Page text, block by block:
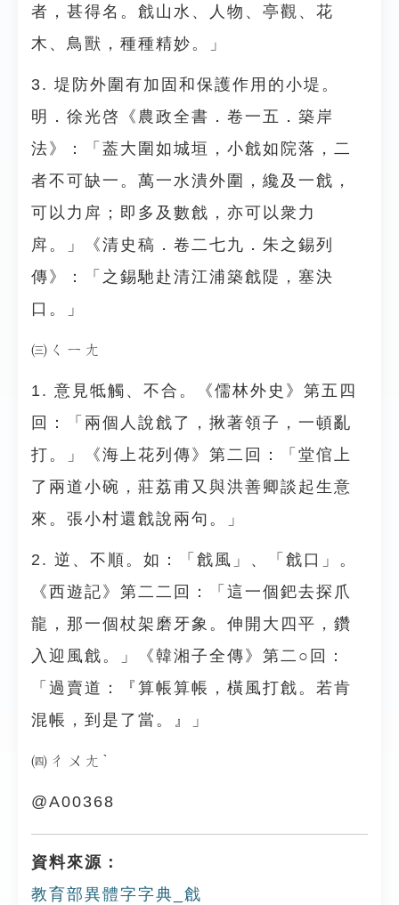
者，甚得名。戧山水、人物、亭觀、花
木、鳥獸，種種精妙。」
3. 堤防外圍有加固和保護作用的小堤。
明．徐光啓《農政全書．卷一五．築岸
法》：「葢大圍如城垣，小戧如院落，二
者不可缺一。萬一水潰外圍，纔及一戧，
可以力戽；即多及數戧，亦可以衆力
戽。」《清史稿．卷二七九．朱之錫列
傳》：「之錫馳赴清江浦築戧隄，塞決
口。」
㈢ㄑㄧㄤ
1. 意見牴觸、不合。《儒林外史》第五四
回：「兩個人說戧了，揪著領子，一頓亂
打。」《海上花列傳》第二回：「堂倌上
了兩道小碗，莊荔甫又與洪善卿談起生意
來。張小村還戧說兩句。」
2. 逆、不順。如：「戧風」、「戧口」。
《西遊記》第二二回：「這一個鈀去探爪
龍，那一個杖架磨牙象。伸開大四平，鑽
入迎風戧。」《韓湘子全傳》第二○回：
「過賣道：『算帳算帳，橫風打戧。若肯
混帳，到是了當。』」
㈣ㄔㄨㄤˋ
@A00368
資料來源：
教育部異體字字典_戧